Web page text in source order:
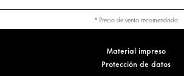
* Precio de venta recomendado
Material impreso
Protección de datos